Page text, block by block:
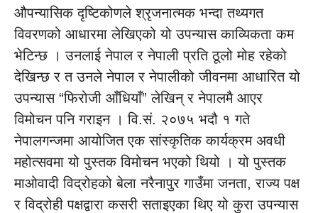
औपन्यासिक दृष्टिकोणले श्रृजनात्मक भन्दा तथ्यगत
विवरणको आधारमा लेखिएको यो उपन्यास काव्यिकता कम
भेटिन्छ । उनलाई नेपाल र नेपाली प्रति ठूलो मोह रहेको
देखिन्छ र त उनले नेपाल र नेपालीको जीवनमा आधारित यो
उपन्यास “फिरोजी आँधियाँ” लेखिन् र नेपालमै आएर
विमोचन पनि गराइन । वि.सं. २०७५ भदौ १ गते
नेपालगन्जमा आयोजित एक सांस्कृतिक कार्यक्रम अवधी
महोत्सवमा यो पुस्तक विमोचन भएको थियो । यो पुस्तक
माओवादी विद्रोहको बेला नरैनापुर गाउँमा जनता, राज्य पक्ष
र विद्रोही पक्षद्वारा कसरी सताइएका थिए यो कुरा उपन्यास